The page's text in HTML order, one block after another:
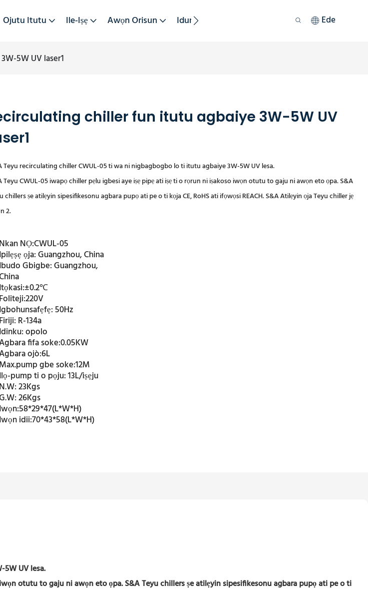
Ojutu Itutu Ile-Iṣẹ Awọn Orisun Iduroṣinṣin Ede
5W UV laser1
chiller fun itutu agbaiye 3W-5W UV
Teyu recirculating chiller CWUL-05 ti wa ni nigbagbogbo lo ti itutu agbaiye 3W-5W UV lesa.
Teyu CWUL-05 iwapọ chiller pẹlu igbesi aye iṣẹ pipẹ ati iṣẹ ti o rọrun ni iṣakoso iwọn otutu to gaju ni awọn eto ọpa. S&A
chillers ṣe atilẹyin sipesifikesonu agbara pupọ ati pe o ti kọja CE, RoHS ati ifọwọsi REACH. S&A Atilẹyin ọja Teyu chiller jẹ
2.
Nkan NỌ:CWUL-05
Ipilẹṣẹ ọja:Guangzhou, China
Ibudo Gbigbe:Guangzhou,
Itọkasi:±0.2℃
Foliteji:220V
Igbohunsafẹfẹ:50Hz
Firiji:R-134a
Idinku:opolo
fifa soke:0.05KW
ojò:6L
Max.pump gbe soke:12M
Ilọ-pump ti o pọju:13L/iṣẹju
N.W:23Kgs
26Kgs
Iwọn:58*29*47(L*W*H)
Iwọn idii:70*43*58(L*W*H)
UV lesa.
otutu to gaju ni awọn eto ọpa. S&A Teyu chillers ṣe atilẹyin sipesifikesonu agbara pupọ ati pe o ti